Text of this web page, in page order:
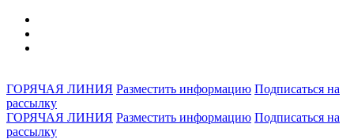
ГОРЯЧАЯ ЛИНИЯ Разместить информацию Подписаться на
рассылку
ГОРЯЧАЯ ЛИНИЯ Разместить информацию Подписаться на
рассылку